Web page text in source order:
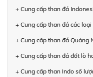
+ Cung cấp than đá
+ Cung cấp than đá các
+ Cung cấp than đá Quảng
+ Cung cấp than đá đốt lò
+ Cung cấp than Indo số